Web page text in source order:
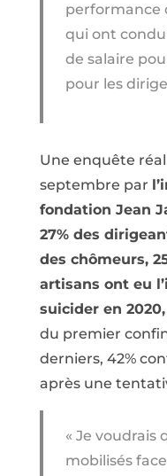
performance
qui ont
de salaire
pour les
Une enquête
septembre par
fondation Jean
27% des
des chômeurs,
artisans ont eu
suicider en 2020,
du premier
derniers, 42%
après une
« Je voudrais
mobilisés